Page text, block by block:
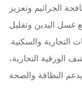
الجراثيم وتعزيز
غسل اليدين وتقليل
التجارية والسكنية.
الورقية التجارية،